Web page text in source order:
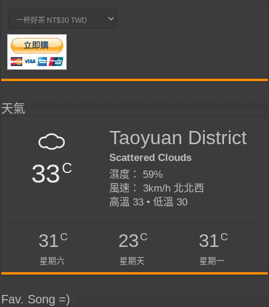
天氣
33C
Taoyuan District
Scattered Clouds
濕度： 59%
風速： 3km/h 北北西
高溫 33 • 低溫 30
31C
星期六
23C
星期天
31C
星期一
Fav. Song =)